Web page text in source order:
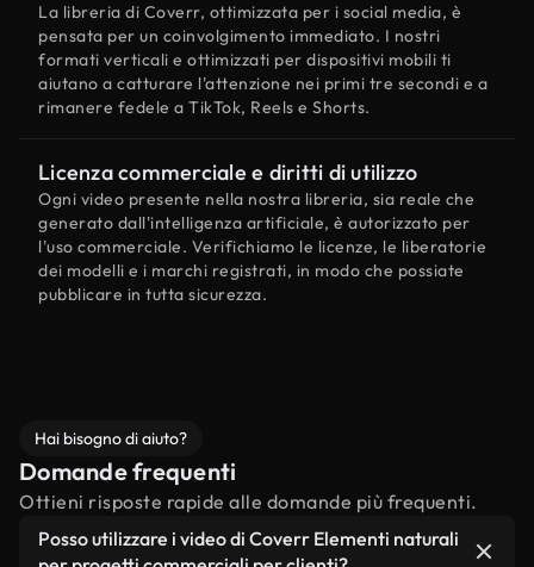
La libreria di Coverr, ottimizzata per i social media, è
pensata per un coinvolgimento immediato. I nostri
formati verticali e ottimizzati per dispositivi mobili ti
aiutano a catturare l'attenzione nei primi tre secondi e a
rimanere fedele a TikTok, Reels e Shorts.
Licenza commerciale e diritti di utilizzo
Ogni video presente nella nostra libreria, sia reale che
generato dall'intelligenza artificiale, è autorizzato per
l'uso commerciale. Verifichiamo le licenze, le liberatorie
dei modelli e i marchi registrati, in modo che possiate
pubblicare in tutta sicurezza.
Hai bisogno di aiuto?
Domande frequenti
Ottieni risposte rapide alle domande più frequenti.
Posso utilizzare i video di Coverr Elementi naturali